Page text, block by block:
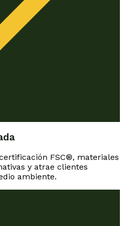
FSC®, materiales
y atrae clientes
ambiente.